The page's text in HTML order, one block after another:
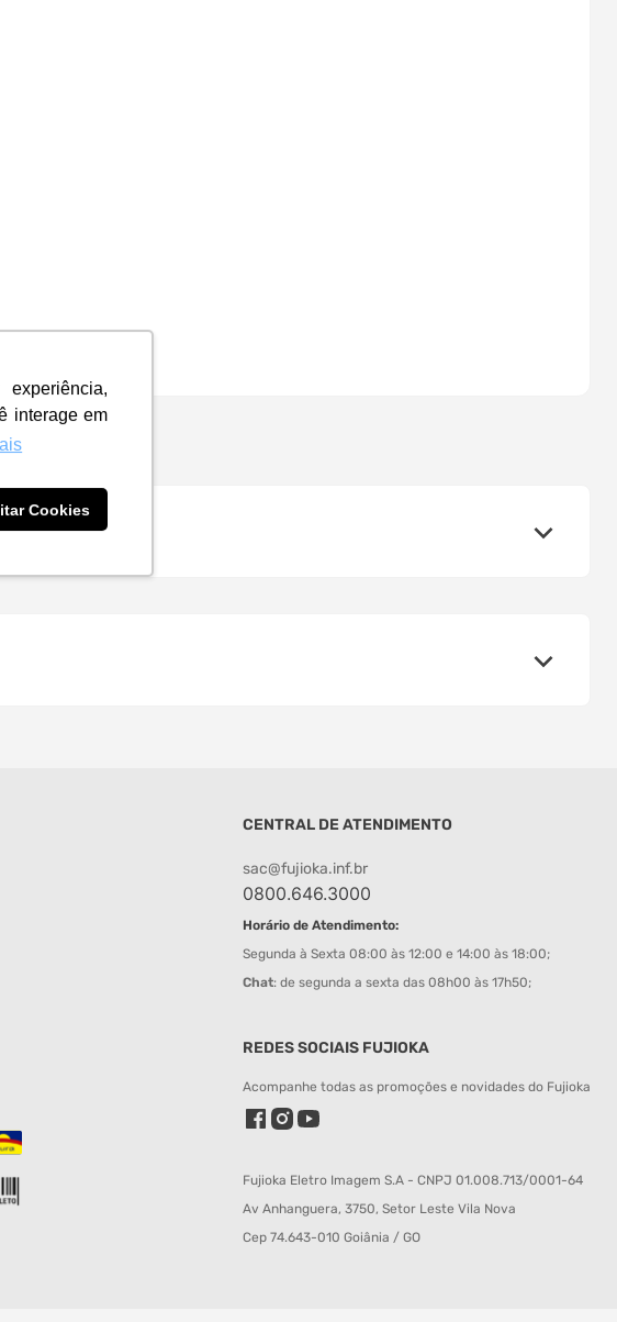
interage em
Cookies
CENTRAL DE ATENDIMENTO
sac@fujioka.inf.br
0800.646.3000
Horário de Atendimento:
Segunda à Sexta 08:00 às 12:00 e 14:00 às 18:00;
Chat: de segunda a sexta das 08h00 às 17h50;
REDES SOCIAIS FUJIOKA
Acompanhe todas as promoções e novidades do Fujioka
Fujioka Eletro Imagem S.A - CNPJ 01.008.713/0001-64
Av Anhanguera, 3750, Setor Leste Vila Nova
Cep 74.643-010 Goiânia / GO